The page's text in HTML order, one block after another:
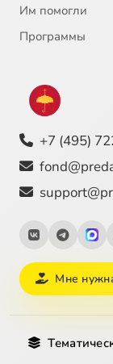
Им помогли
Программы
+7 (495)
Мне